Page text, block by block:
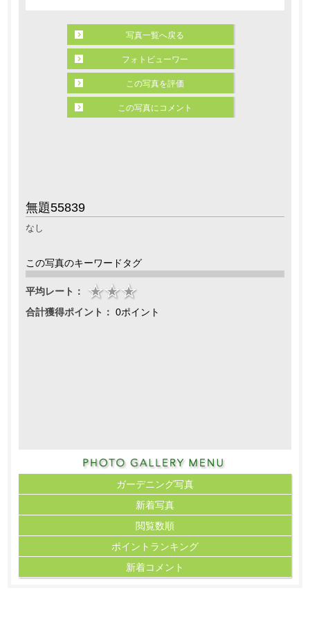
無題55839
なし
この写真のキーワードタグ
平均レート：
合計獲得ポイント： 0ポイント
写真一覧へ戻る
フォトビューワー
この写真を評価
この写真にコメント
ガーデニング写真
新着写真
閲覧数順
ポイント ランキング
新着コメント